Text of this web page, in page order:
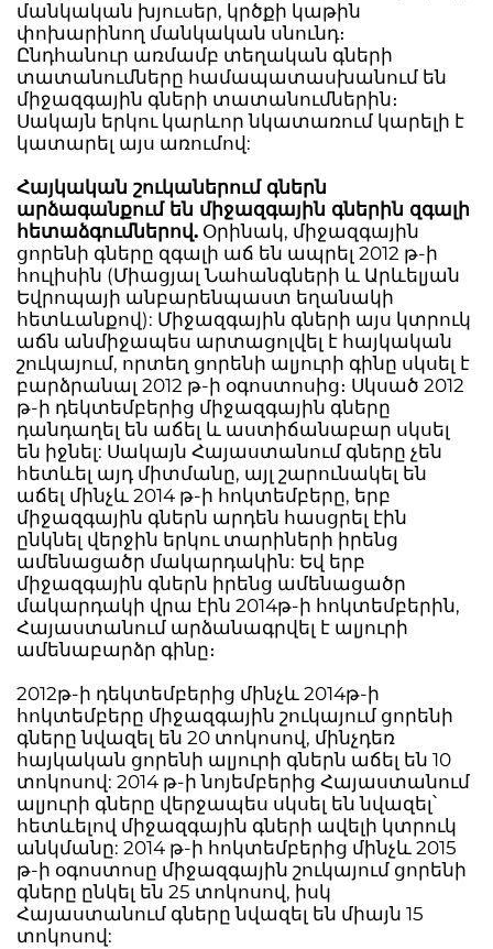
մանկական խյուսեր, կրծքի կաթին
փոխարինող մանկական սնունդ։
Ընդհանուր առմամբ տեղական գների
տատանումները համապատասխանում են
միջազգային գների տատանումներին։
Սակայն երկու կարևոր նկատառում կարելի է
կատարել այս առումով:
Հայկական շուկաներում գներն
արձագանքում են միջազգային գներին զգալի
հետաձգումներով. Օրինակ, միջազգային
ցորենի գները զգալի աճ են ապրել 2012 թ-ի
հուլիսին (Միացյալ Նահանգների և Արևելյան
Եվրոպայի անբարենպաստ եղանակի
հետևանքով): Միջազգային գների այս կտրուկ
աճն անմիջապես արտացոլվել է հայկական
շուկայում, որտեղ ցորենի ալյուրի գինը սկսել է
բարձրանալ 2012 թ-ի օգոստոսից։ Սկսած 2012
թ-ի դեկտեմբերից միջազգային գները
դանդաղել են աճել և աստիճանաբար սկսել
են իջնել: Սակայն Հայաստանում գները չեն
հետևել այդ միտմանը, այլ շարունակել են
աճել մինչև 2014 թ-ի հոկտեմբերը, երբ
միջազգային գներն արդեն հասցրել էին
ընկնել վերջին երկու տարիների իրենց
ամենացածր մակարդակին: Եվ երբ
միջազգային գներն իրենց ամենացածր
մակարդակի վրա էին 2014թ-ի հոկտեմբերին,
Հայաստանում արձանագրվել է ալյուրի
ամենաբարձր գինը։
2012թ-ի դեկտեմբերից մինչև 2014թ-ի
հոկտեմբերը միջազգային շուկայում ցորենի
գները նվազել են 20 տոկոսով, մինչդեռ
հայկական ցորենի ալյուրի գներն աճել են 10
տոկոսով: 2014 թ-ի նոյեմբերից Հայաստանում
ալյուրի գները վերջապես սկսել են նվազել՝
հետևելով միջազգային գների ավելի կտրուկ
անկմանը: 2014 թ-ի հոկտեմբերից մինչև 2015
թ-ի օգոստոսը միջազգային շուկայում ցորենի
գները ընկել են 25 տոկոսով, իսկ
Հայաստանում գները նվազել են միայն 15
տոկոսով: